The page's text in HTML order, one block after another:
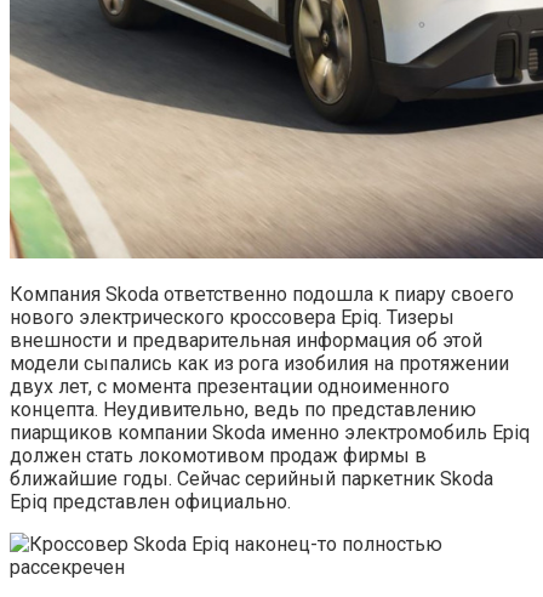
Компания Skoda ответственно подошла к пиару своего
нового электрического кроссовера Epiq. Тизеры
внешности и предварительная информация об этой
модели сыпались как из рога изобилия на протяжении
двух лет, с момента презентации одноименного
концепта. Неудивительно, ведь по представлению
пиарщиков компании Skoda именно электромобиль Epiq
должен стать локомотивом продаж фирмы в
ближайшие годы. Сейчас серийный паркетник Skoda
Epiq представлен официально.